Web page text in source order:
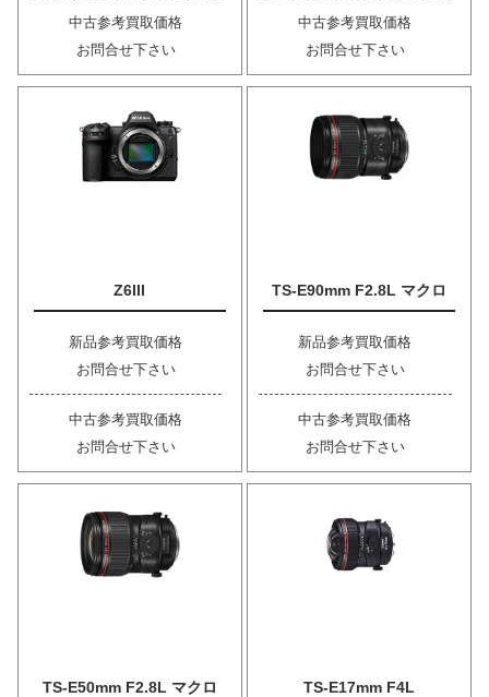
中古参考買取価格
お問合せ下さい
中古参考買取価格
お問合せ下さい
Z6III
新品参考買取価格
お問合せ下さい
中古参考買取価格
お問合せ下さい
TS-E90mm F2.8L マクロ
新品参考買取価格
お問合せ下さい
中古参考買取価格
お問合せ下さい
TS-E50mm F2.8L マクロ TS-E17mm F4L